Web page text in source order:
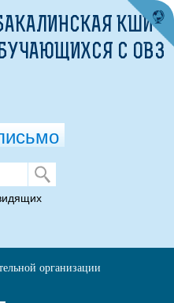
слабослышащих и
КШИ
С ОВЗ
организации